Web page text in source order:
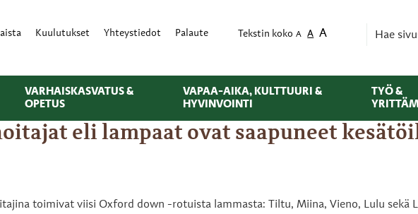
Kuulutukset Yhteystiedot Palaute Tekstin koko A A A
VARHAISKASVATUS &
OPETUS
VAPAA-AIKA, KULTTUURI &
HYVINVOINTI
TYÖ &
eli lampaat ovat saapuneet
toimivat viisi Oxford down -rotuista lammasta: Tiltu, Miina, Vieno, Lulu sekä